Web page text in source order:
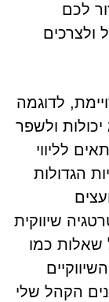
לכם
ולצרכים
לדוגמה
ולשפר
לליווי
הגדולות
שיווקית
שאלות כמו
הקהל שלי